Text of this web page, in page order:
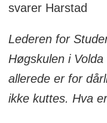
svarer Harstad
Lederen for
Høgskulen i
allerede er for
ikke kuttes. Hva